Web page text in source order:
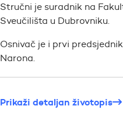
Stručni je suradnik na
Sveučilišta u Dubrovniku.
Osnivač je i prvi
Narona.
Prikaži detaljan životopis